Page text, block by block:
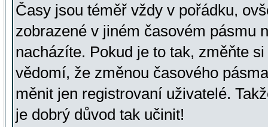
Časy jsou téměř vždy v pořádku,
zobrazené v jiném časovém pásmu
nacházíte. Pokud je to tak, změňte
vědomí, že změnou časového
měnit jen registrovaní uživatelé.
je dobrý důvod tak učinit!